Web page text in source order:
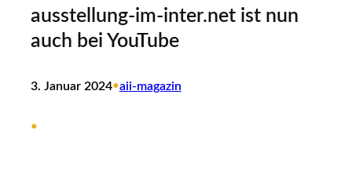
ausstellung-im-inter.net ist nun
auch bei YouTube
3. Januar 2024•aii-magazin
•